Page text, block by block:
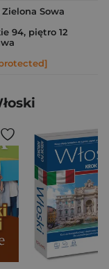
Sowa
94, piętro 12